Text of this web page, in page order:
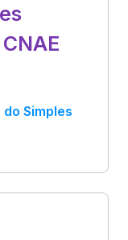
do Simples